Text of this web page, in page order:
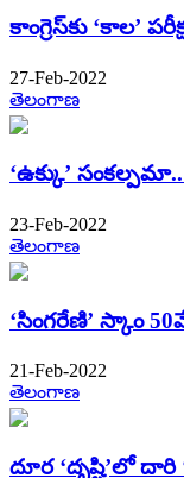
కాంగ్రెస్​కు​ ‘కాల’
27-Feb-2022
తెలంగాణ
‘ఉక్కు’
23-Feb-2022
తెలంగాణ
‘సింగరేణి’ స్కాం
21-Feb-2022
తెలంగాణ
దూర ‘దృష్టి’లో దారి